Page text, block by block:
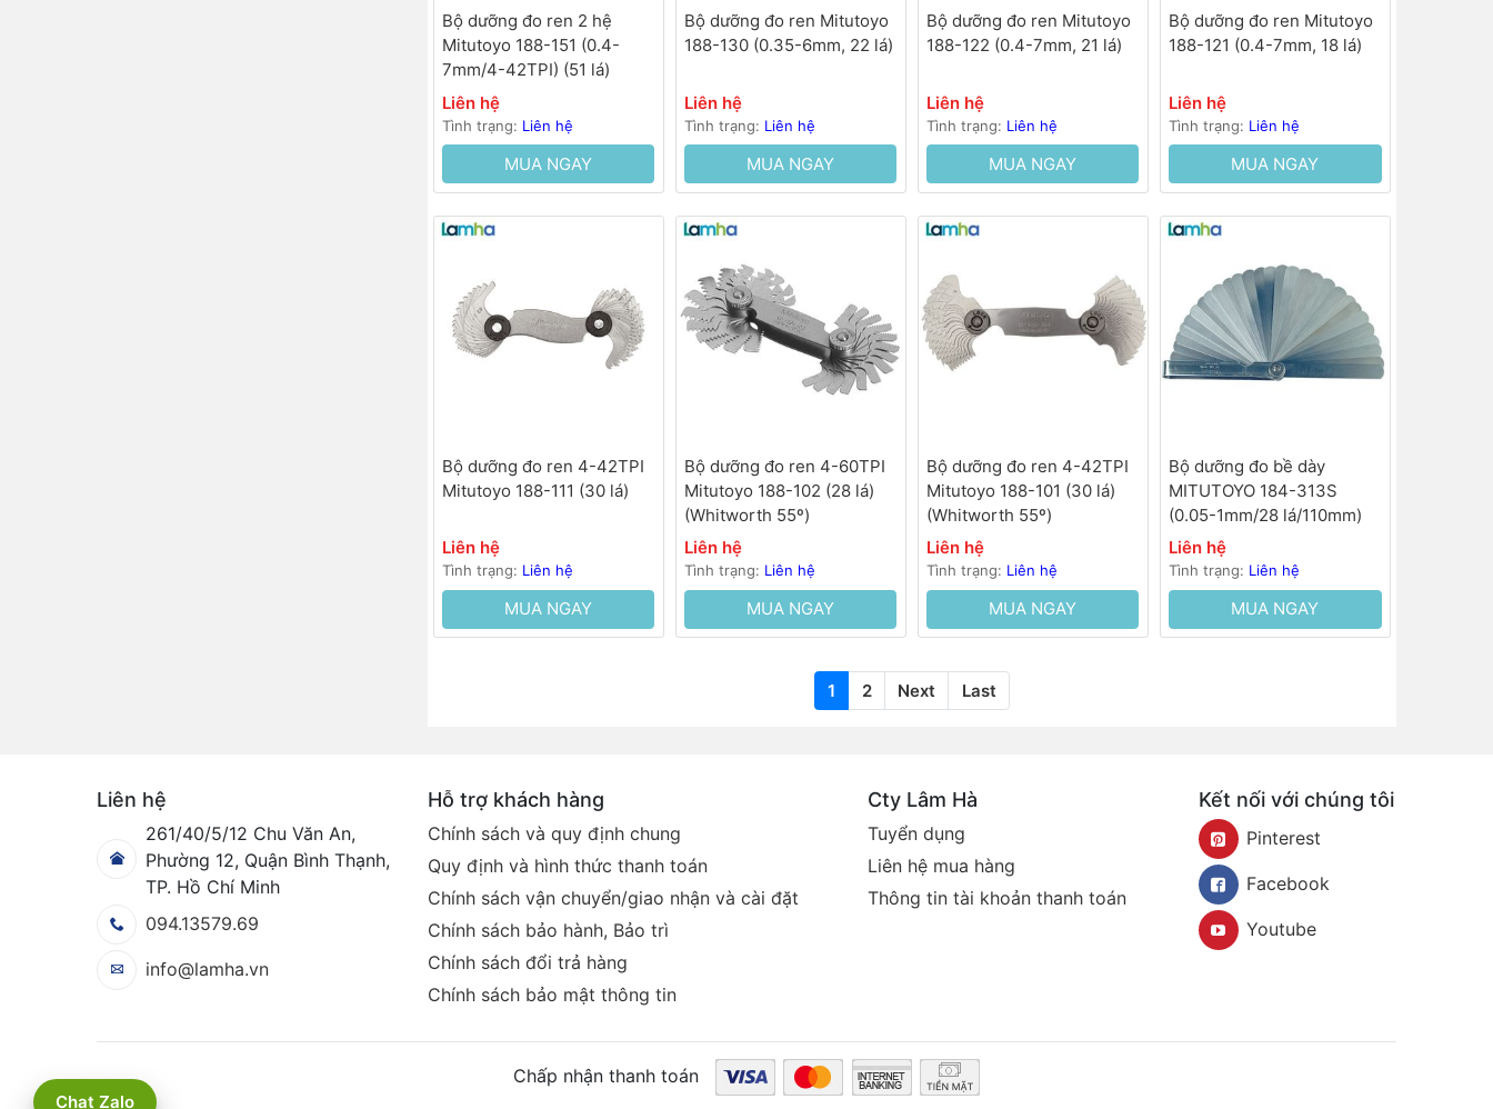
Bộ dưỡng đo ren 2 hệ
Mitutoyo 188-151 (0.4-
7mm/4-42TPI) (51 lá)
Liên hệ
Tình trạng: Liên hệ
MUA NGAY
Bộ dưỡng đo ren Mitutoyo
188-130 (0.35-6mm, 22 lá)
Liên hệ
Tình trạng: Liên hệ
MUA NGAY
Bộ dưỡng đo ren Mitutoyo
188-122 (0.4-7mm, 21 lá)
Liên hệ
Tình trạng: Liên hệ
MUA NGAY
Bộ dưỡng đo ren Mitutoyo
188-121 (0.4-7mm, 18 lá)
Liên hệ
Tình trạng: Liên hệ
MUA NGAY
Bộ dưỡng đo ren 4-42TPI
Mitutoyo 188-111 (30 lá)
Liên hệ
Tình trạng: Liên hệ
MUA NGAY
Bộ dưỡng đo ren 4-60TPI
Mitutoyo 188-102 (28 lá)
(Whitworth 55º)
Liên hệ
Tình trạng: Liên hệ
MUA NGAY
Bộ dưỡng đo ren 4-42TPI
Mitutoyo 188-101 (30 lá)
(Whitworth 55º)
Liên hệ
Tình trạng: Liên hệ
MUA NGAY
Bộ dưỡng đo bề dày
MITUTOYO 184-313S
(0.05-1mm/28 lá/110mm)
Liên hệ
Tình trạng: Liên hệ
MUA NGAY
1 2 Next Last
Chat Zalo
Liên hệ
261/40/5/12 Chu Văn An,
Phường 12, Quận Bình Thạnh,
TP. Hồ Chí Minh
094.13579.69
info@lamha.vn
Hỗ trợ khách hàng
Chính sách và quy định chung
Quy định và hình thức thanh toán
Chính sách vận chuyển/giao nhận và cài đặt
Chính sách bảo hành, Bảo trì
Chính sách đổi trả hàng
Chính sách bảo mật thông tin
Cty Lâm Hà
Tuyển dụng
Liên hệ mua hàng
Thông tin tài khoản thanh toán
Kết nối với chúng tôi
Pinterest
Facebook
Youtube
Chấp nhận thanh toán